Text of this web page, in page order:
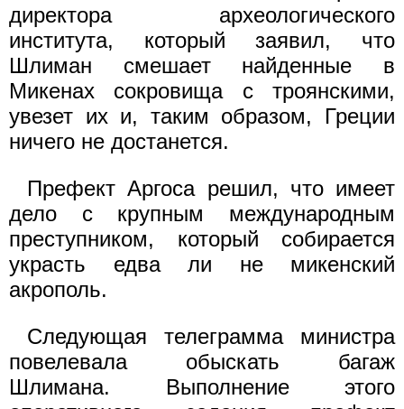
директора археологического
института, который заявил, что
Шлиман смешает найденные в
Микенах сокровища с троянскими,
увезет их и, таким образом, Греции
ничего не достанется.
Префект Аргоса решил, что имеет
дело с крупным международным
преступником, который собирается
украсть едва ли не микенский
акрополь.
Следующая телеграмма министра
повелевала обыскать багаж
Шлимана. Выполнение этого